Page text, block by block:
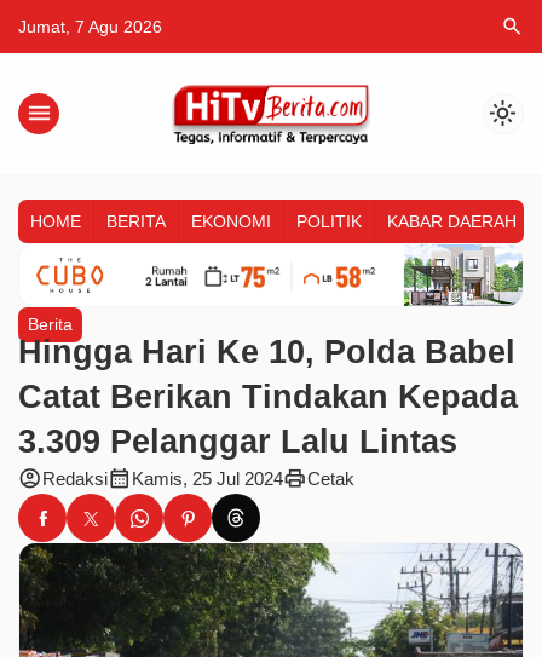
Jumat, 7 Agu 2026 search
menu light_mode
HOME BERITA EKONOMI POLITIK KABAR DAERAH
Berita
Hingga Hari Ke 10, Polda Babel
Catat Berikan Tindakan Kepada
3.309 Pelanggar Lalu Lintas
account_circleRedaksicalendar_month Kamis, 25 Jul 2024printCetak